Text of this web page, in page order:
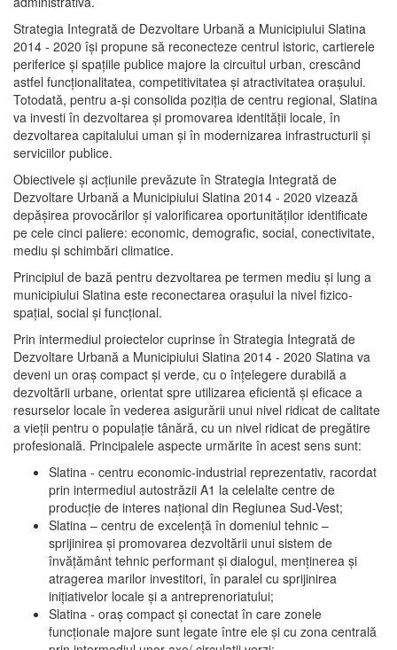
Strategia Integrată de Dezvoltare Urbană a Municipiului Slatina
2014 - 2020 își propune să reconecteze centrul istoric, cartierele
periferice şi spaţiile publice majore la circuitul urban, crescând
astfel funcţionalitatea, competitivitatea şi atractivitatea oraşului.
Totodată, pentru a-şi consolida poziţia de centru regional, Slatina
va investi în dezvoltarea şi promovarea identităţii locale, în
dezvoltarea capitalului uman şi în modernizarea infrastructurii şi
serviciilor publice.
Obiectivele şi acţiunile prevăzute în Strategia Integrată de
Dezvoltare Urbană a Municipiului Slatina 2014 - 2020 vizează
depășirea provocărilor şi valorificarea oportunităţilor identificate
pe cele cinci paliere: economic, demografic, social, conectivitate,
mediu şi schimbări climatice.
Principiul de bază pentru dezvoltarea pe termen mediu şi lung a
municipiului Slatina este reconectarea oraşului la nivel fizico-
spaţial, social şi funcţional.
Prin intermediul proiectelor cuprinse în Strategia Integrată de
Dezvoltare Urbană a Municipiului Slatina 2014 - 2020 Slatina va
deveni un oraş compact şi verde, cu o înţelegere durabilă a
dezvoltării urbane, orientat spre utilizarea eficientă şi eficace a
resurselor locale în vederea asigurării unui nivel ridicat de calitate
a vieţii pentru o populaţie tânără, cu un nivel ridicat de pregătire
profesională. Principalele aspecte urmărite în acest sens sunt:
Slatina - centru economic-industrial reprezentativ, racordat
prin intermediul autostrăzii A1 la celelalte centre de
producţie de interes naţional din Regiunea Sud-Vest;
Slatina – centru de excelenţă în domeniul tehnic –
sprijinirea şi promovarea dezvoltării unui sistem de
învăţământ tehnic performant şi dialogul, menţinerea şi
atragerea marilor investitori, în paralel cu sprijinirea
iniţiativelor locale şi a antreprenoriatului;
Slatina - oraş compact şi conectat în care zonele
funcţionale majore sunt legate între ele şi cu zona centrală